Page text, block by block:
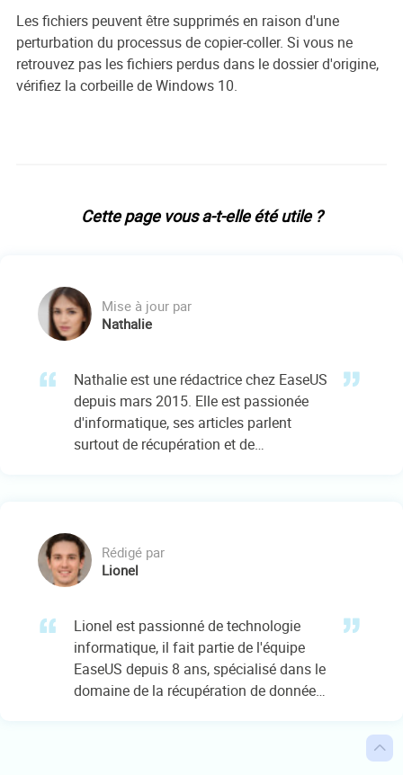

Les fichiers peuvent être supprimés en raison d'une
perturbation du processus de copier-coller. Si vous ne
retrouvez pas les fichiers perdus dans le dossier d'origine,
vérifiez la corbeille de Windows 10.
Cette page vous a-t-elle été utile ?
Mise à jour par
Nathalie
Nathalie est une rédactrice chez EaseUS
depuis mars 2015. Elle est passionée
d'informatique, ses articles parlent
surtout de récupération et de
vous pouvez lui contacter par Facebook
ou Twitter, à bientôt!…
Rédigé par
Lionel
Lionel est passionné de technologie
informatique, il fait partie de l'équipe
EaseUS depuis 8 ans, spécialisé dans le
domaine de la récupération de données,